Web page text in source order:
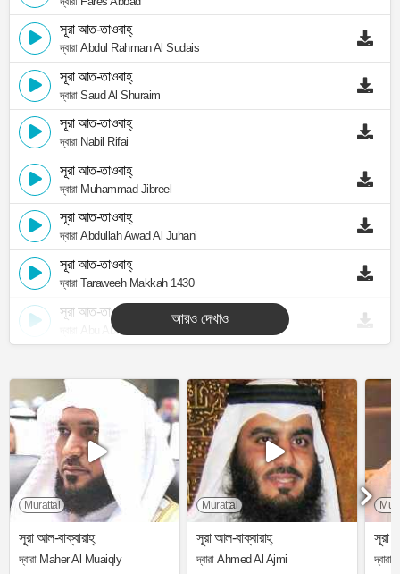
সূরা আত-তাওবাহ্
দ্বারা Abdul Rahman Al Sudais
সূরা আত-তাওবাহ্
দ্বারা Saud Al Shuraim
সূরা আত-তাওবাহ্
দ্বারা Nabil Rifai
সূরা আত-তাওবাহ্
দ্বারা Muhammad Jibreel
সূরা আত-তাওবাহ্
দ্বারা Abdullah Awad Al Juhani
সূরা আত-তাওবাহ্
দ্বারা Taraweeh Makkah 1430
সূরা আত-তাওবাহ্
দ্বারা Abu Abdullah Al Mudhaffar
আরও দেখাও
Murattal
সূরা আল-বাক্বারাহ্
দ্বারা Maher Al Muaiqly
Murattal
সূরা আল-বাক্বারাহ্
দ্বারা Ahmed Al Ajmi
সূরা